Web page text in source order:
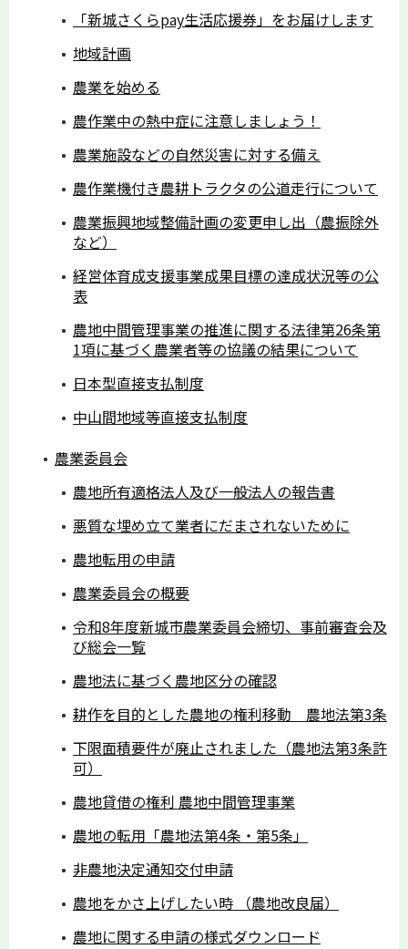
「新城さくらpay生活応援券」をお届けします
地域計画
農業を始める
農作業中の熱中症に注意しましょう！
農業施設などの自然災害に対する備え
農作業機付き農耕トラクタの公道走行について
農業振興地域整備計画の変更申し出（農振除外
など）
経営体育成支援事業成果目標の達成状況等の公
表
農地中間管理事業の推進に関する法律第26条第
1項に基づく農業者等の協議の結果について
日本型直接支払制度
中山間地域等直接支払制度
農業委員会
農地所有適格法人及び一般法人の報告書
悪質な埋め立て業者にだまされないために
農地転用の申請
農業委員会の概要
令和8年度新城市農業委員会締切、事前審査会及
び総会一覧
農地法に基づく農地区分の確認
耕作を目的とした農地の権利移動 農地法第3条
下限面積要件が廃止されました（農地法第3条許
可）
農地貸借の権利 農地中間管理事業
農地の転用「農地法第4条・第5条」
非農地決定通知交付申請
農地をかさ上げしたい時 （農地改良届）
農地に関する申請の様式ダウンロード